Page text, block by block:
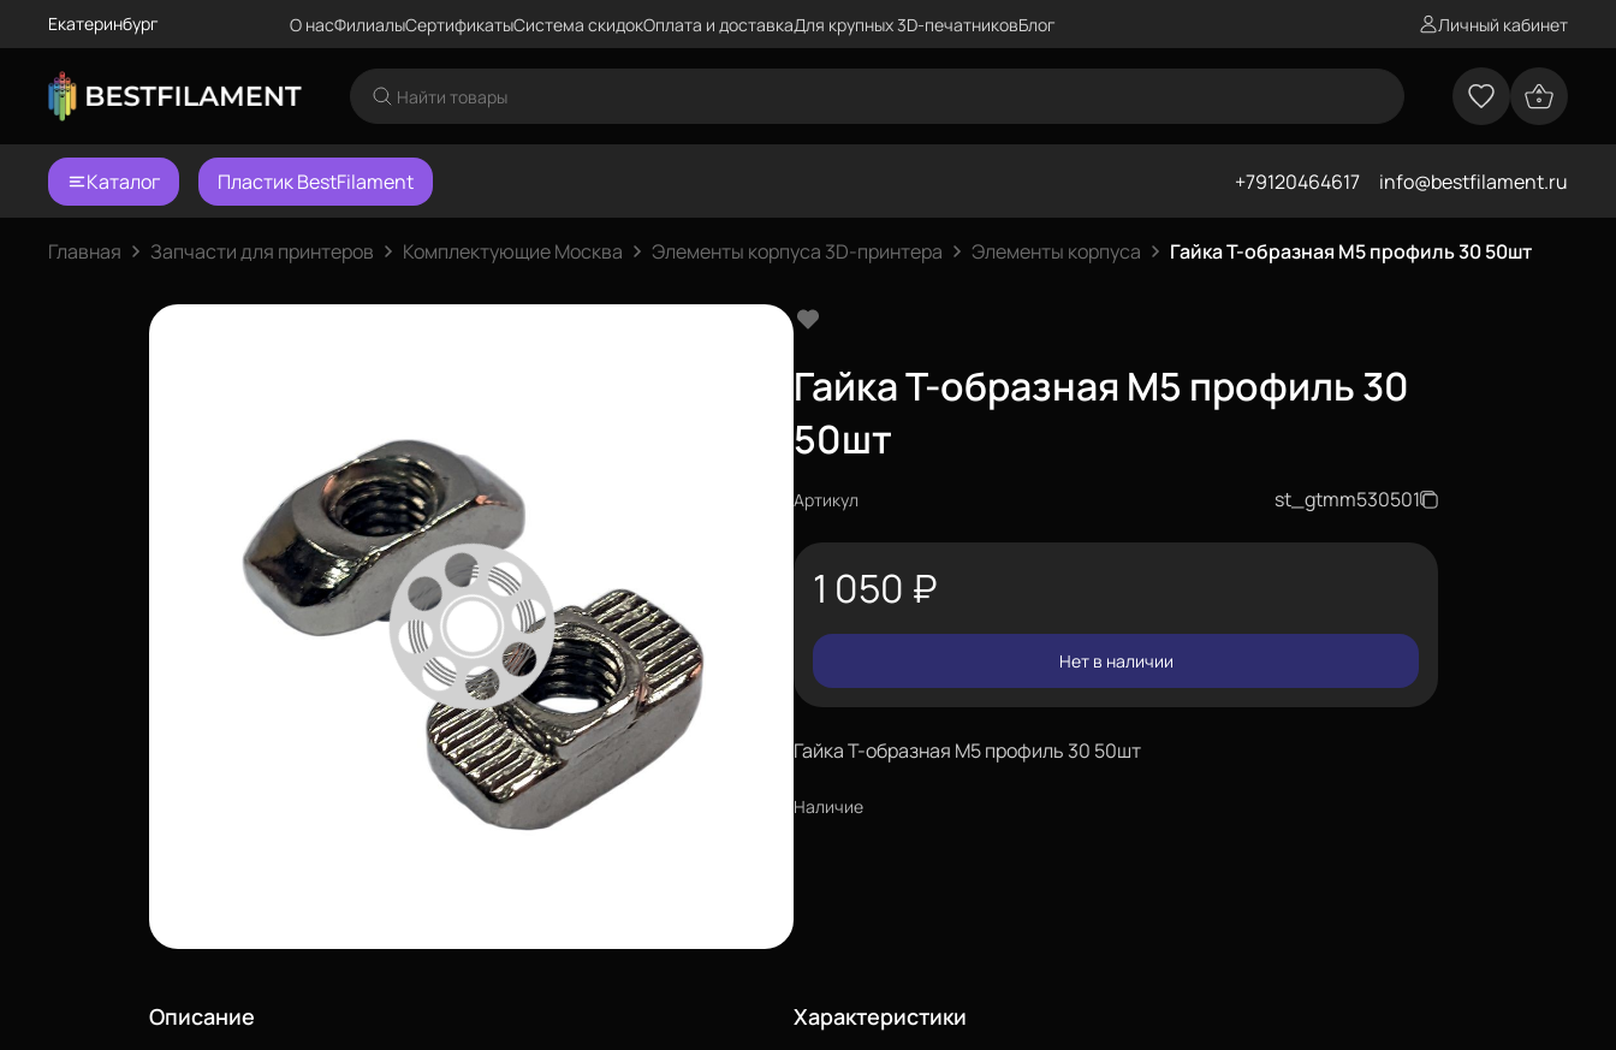
Екатеринбург О насФилиалыСертификатыСистема скидокОплата и доставкаДля крупных 3D-печатниковБлог Личный кабинет
Каталог Пластик BestFilament +79120464617 info@bestfilament.ru
Главная Запчасти для принтеров Комплектующие Москва Элементы корпуса 3D-принтера Элементы корпуса Гайка Т-образная М5 профиль 30 50шт
Гайка Т-образная М5 профиль 30
50шт
Артикул st_gtmm530501
1 050 ₽
Нет в наличии
Гайка Т-образная М5 профиль 30 50шт
Наличие
Описание Характеристики